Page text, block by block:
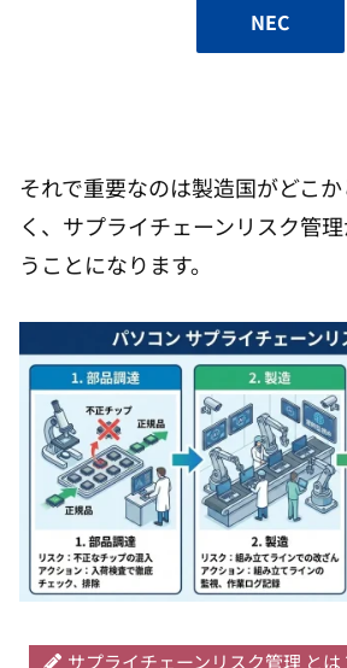
NEC
それで重要なのは製造国がどこ
く、サプライチェーンリスク管
うことになります。
サプライチェーンリスク管理 とは